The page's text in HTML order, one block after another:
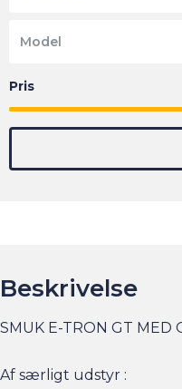
Model
Beskrivelse
SMUK E-TRON GT MED
Af særligt udstyr :